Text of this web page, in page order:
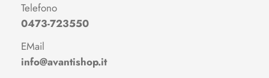
Telefono
0473-723550
EMail
info@avantishop.it